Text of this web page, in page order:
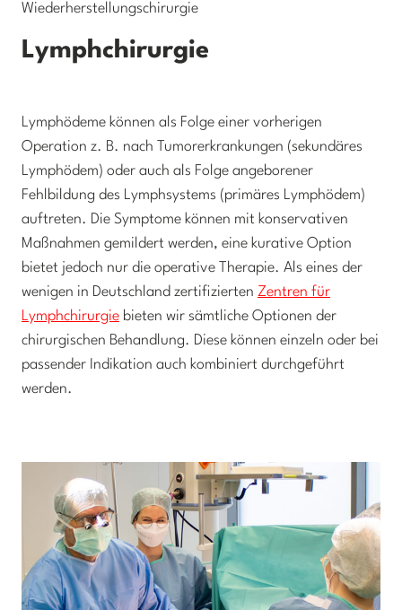
Wiederherstellungschirurgie
Lymphchirurgie
Lymphödeme können als Folge einer vorherigen
Operation z. B. nach Tumorerkrankungen (sekundäres
Lymphödem) oder auch als Folge angeborener
Fehlbildung des Lymphsystems (primäres Lymphödem)
auftreten. Die Symptome können mit konservativen
Maßnahmen gemildert werden, eine kurative Option
bietet jedoch nur die operative Therapie. Als eines der
wenigen in Deutschland zertifizierten Zentren für
Lymphchirurgie bieten wir sämtliche Optionen der
chirurgischen Behandlung. Diese können einzeln oder bei
passender Indikation auch kombiniert durchgeführt
werden.